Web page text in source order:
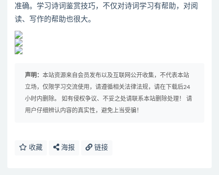
准确。学习诗词鉴赏技巧，不仅对诗词学习有帮助，对阅
读、写作的帮助也很大。
声明： 本站资源来自会员发布以及互联网公开收集，不代表本站
立场，仅限学习交流使用，请遵循相关法律法规，请在下载后24
小时内删除。 如有侵权争议、不妥之处请联系本站删除处理！ 请
用户仔细辨认内容的真实性，避免上当受骗！
收藏 海报 链接